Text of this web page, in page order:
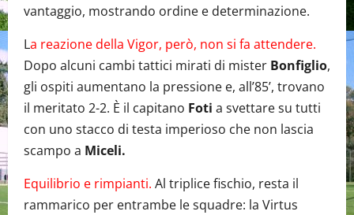
vantaggio, mostrando ordine e determinazione.
La reazione della Vigor, però, non si fa attendere.
Dopo alcuni cambi tattici mirati di mister Bonfiglio,
gli ospiti aumentano la pressione e, all’85’, trovano
il meritato 2-2. È il capitano Foti a svettare su tutti
con uno stacco di testa imperioso che non lascia
scampo a Miceli.
Equilibrio e rimpianti. Al triplice fischio, resta il
rammarico per entrambe le squadre: la Virtus